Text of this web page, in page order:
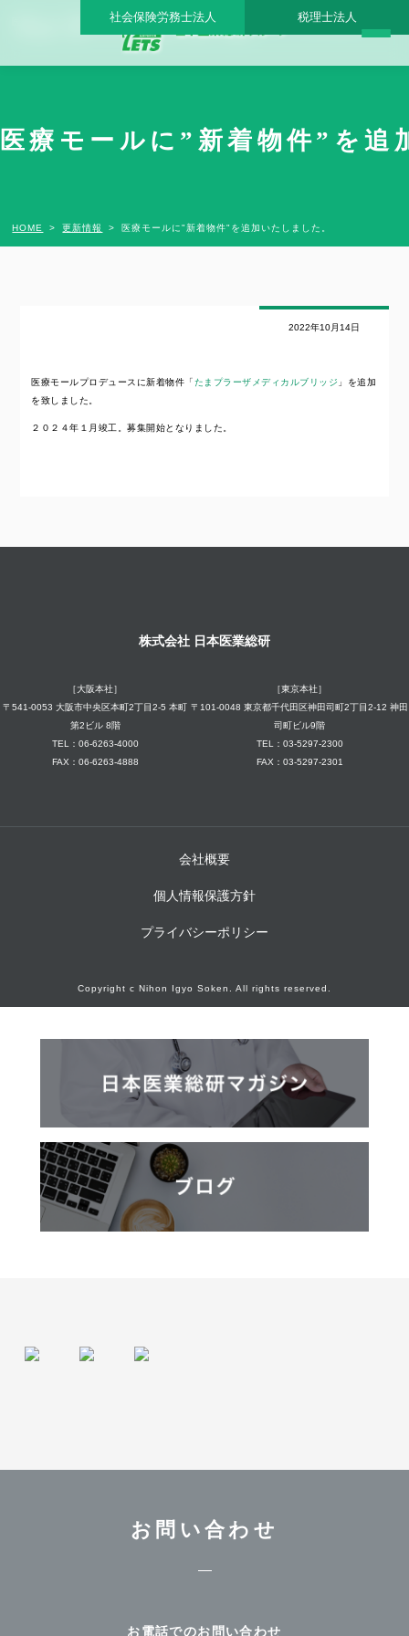
医療モールに”新着物件”を追加いたしました。 - 日本医業総研グループ |日本医業総研
社会保険労務士法人 税理士法人
医療モールに”新着物件”を
HOME 更新情報 医療モールに"新着物件"を追加いたしました。
2022年10月14日
医療モールプロデュースに新着物件「たまプラーザメディカルブリッジ 」を追加
を致しました。
２０２４年１月竣工。募集開始となりました。
株式会社 日本医業総研
［大阪本社］
〒541-0053 大阪市中央区本町2丁目2-5 本町
第2ビル 8階
TEL：06-6263-4000
FAX：06-6263-4888
［東京本社］
〒101-0048 東京都千代田区神田司町2丁目2-12 神田
司町ビル9階
TEL：03-5297-2300
FAX：03-5297-2301
会社概要
個人情報保護方針
プライバシーポリシー
Copyright c Nihon Igyo Soken. All rights reserved.
お問い合わせ
お電話でのお問い合わせ